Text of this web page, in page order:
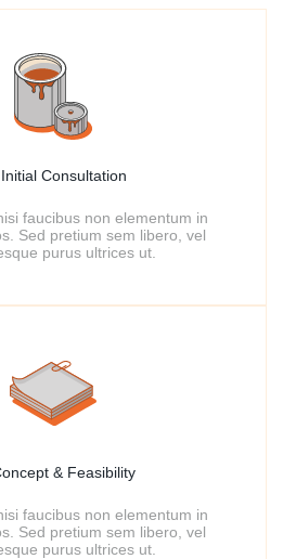
Consultation
faucibus non elementum in
Sed pretium sem libero, vel
purus ultrices ut.
& Feasibility​
faucibus non elementum in
Sed pretium sem libero, vel
purus ultrices ut.